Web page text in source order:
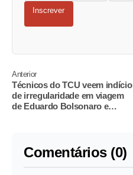
Inscrever
Anterior
Técnicos do TCU veem indício
de irregularidade em viagem
de Eduardo Bolsonaro e
Comentários (0)